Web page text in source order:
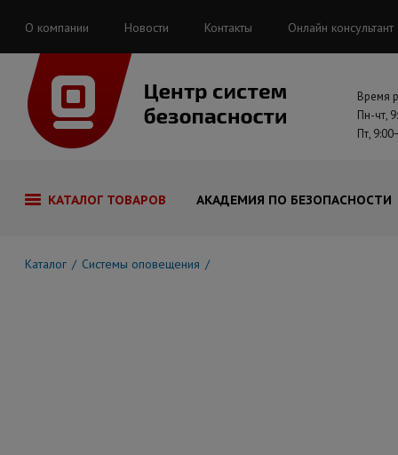
О компании Новости Контакты Онлайн консультант
Время
Пн-чт,
Пт,
КАТАЛОГ ТОВАРОВ АКАДЕМИЯ ПО БЕЗОПАСНОСТИ
Каталог Системы оповещения